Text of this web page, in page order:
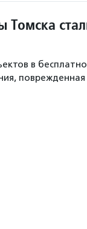
Томска
в
поврежденная